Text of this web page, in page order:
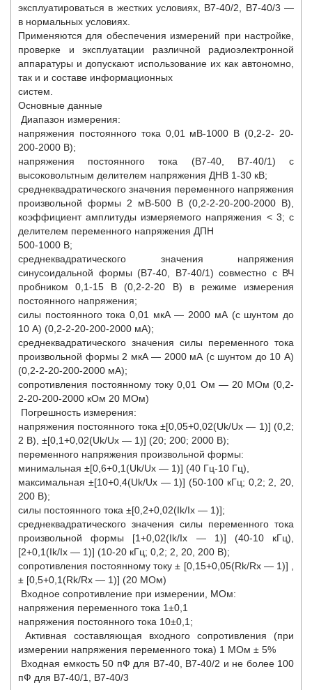
эксплуатироваться в жестких условиях, В7-40/2, В7-40/3 —
в нормальных условиях.
Применяются для обеспечения измерений при настройке,
проверке и эксплуатации различной радиоэлектронной
аппаратуры и допускают использование их как автономно,
так и и составе информационных
систем.
Основные данные
Диапазон измерения:
напряжения постоянного тока 0,01 мВ-1000 В (0,2-2- 20-
200-2000 В);
напряжения постоянного тока (В7-40, В7-40/1) с
высоковольтным делителем напряжения ДНВ 1-30 кВ;
среднеквадратического значения переменного напряжения
произвольной формы 2 мВ-500 В (0,2-2-20-200-2000 В),
коэффициент амплитуды измеряемого напряжения < 3; с
делителем переменного напряжения ДПН
500-1000 В;
среднеквадратического значения напряжения
синусоидальной формы (В7-40, В7-40/1) совместно с ВЧ
пробником 0,1-15 В (0,2-2-20 В) в режиме измерения
постоянного напряжения;
силы постоянного тока 0,01 мкА — 2000 мА (с шунтом до
10 А) (0,2-2-20-200-2000 мА);
среднеквадратического значения силы переменного тока
произвольной формы 2 мкА — 2000 мА (с шунтом до 10 А)
(0,2-2-20-200-2000 мА);
сопротивления постоянному току 0,01 Ом — 20 МОм (0,2-
2-20-200-2000 кОм 20 МОм)
Погрешность измерения:
напряжения постоянного тока ±[0,05+0,02(Uk/Ux — 1)] (0,2;
2 В), ±[0,1+0,02(Uk/Ux — 1)] (20; 200; 2000 В);
переменного напряжения произвольной формы:
минимальная ±[0,6+0,1(Uk/Ux — 1)] (40 Гц-10 Гц),
максимальная ±[10+0,4(Uk/Ux — 1)] (50-100 кГц; 0,2; 2, 20,
200 В);
силы постоянного тока ±[0,2+0,02(Ik/Ix — 1)];
среднеквадратического значения силы переменного тока
произвольной формы [1+0,02(Ik/Ix — 1)] (40-10 кГц),
[2+0,1(Ik/Ix — 1)] (10-20 кГц; 0,2; 2, 20, 200 В);
сопротивления постоянному току ± [0,15+0,05(Rk/Rx — 1)] ,
± [0,5+0,1(Rk/Rx — 1)] (20 МОм)
Входное сопротивление при измерении, МОм:
напряжения переменного тока 1±0,1
напряжения постоянного тока 10±0,1;
Активная составляющая входного сопротивления (при
измерении напряжения переменного тока) 1 МОм ± 5%
Входная емкость 50 пФ для В7-40, В7-40/2 и не более 100
пФ для В7-40/1, В7-40/3